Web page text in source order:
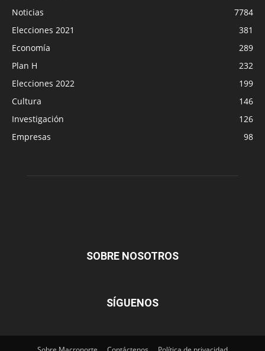
Noticias
7784
Elecciones 2021
381
Economía
289
Plan H
232
Elecciones 2022
199
Cultura
146
Investigación
126
Empresas
98
SOBRE NOSOTROS
SÍGUENOS